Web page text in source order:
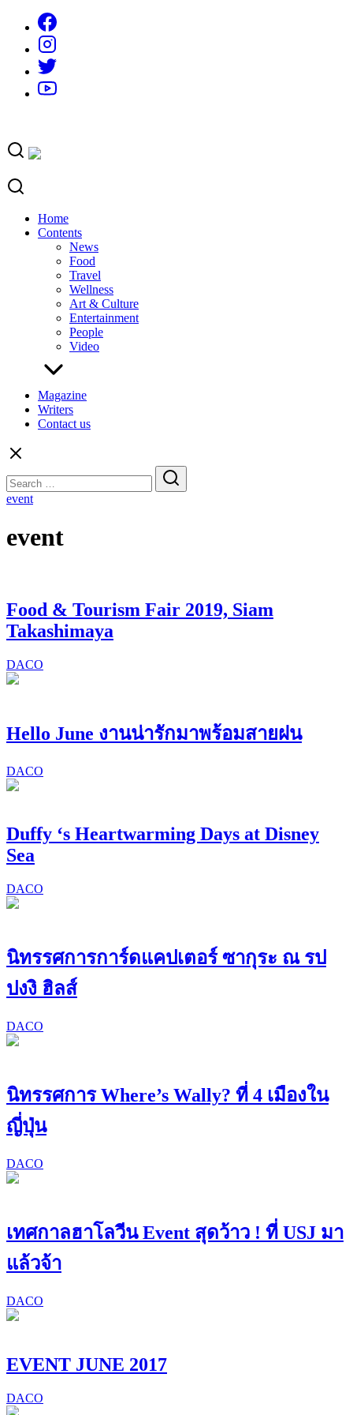
content
Home
Contents
News
Food
Travel
Wellness
Art & Culture
Entertainment
People
Video
Magazine
Writers
Contact us
for:
event
event
Food & Tourism Fair 2019, Siam
Takashimaya
DACO
Hello June งานน่ารักมาพร้อมสายฝน
DACO
Duffy ‘s Heartwarming Days at Disney
Sea
DACO
นิทรรศการการ์ดแคปเตอร์ ซากุระ ณ รป
ปงงิ ฮิลส์
DACO
นิทรรศการ Where’s Wally? ที่ 4 เมืองใน
ญี่ปุ่น
DACO
เทศกาลฮาโลวีน Event สุดว้าว ! ที่ USJ มา
แล้วจ้า
DACO
EVENT JUNE 2017
DACO